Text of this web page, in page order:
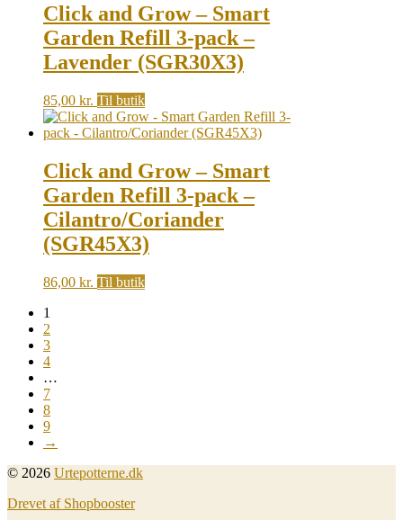
Click and Grow – Smart
Garden Refill 3-pack –
Lavender (SGR30X3)
85,00 kr. Til butik
Click and Grow – Smart
Garden Refill 3-pack –
Cilantro/Coriander
(SGR45X3)
86,00 kr. Til butik
1
2
3
4
…
7
8
9
→
© 2026 Urtepotterne.dk
Drevet af Shopbooster